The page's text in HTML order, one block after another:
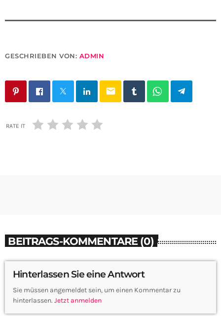
GESCHRIEBEN VON: ADMIN
email
RATE IT
BEITRAGS-KOMMENTARE (0)
Hinterlassen Sie eine Antwort
Sie müssen angemeldet sein, um einen Kommentar zu
hinterlassen. Jetzt anmelden